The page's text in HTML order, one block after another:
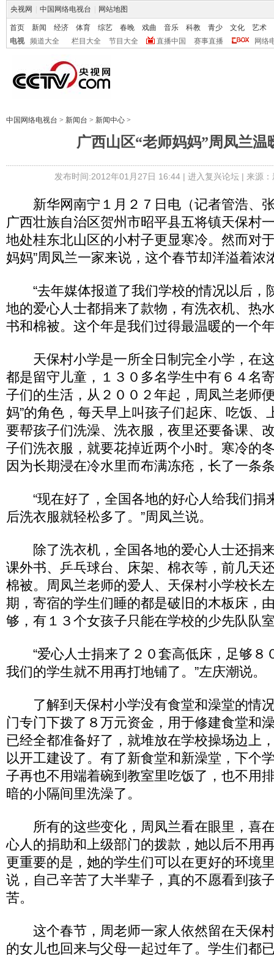
央视网 中国网络电视台 网站地图
首页 新闻 经济 体育 综艺 春晚 戏曲 音乐 科教 青少 文化
艺术
电视
频道大全 栏目大全 节目大全 直播中国 赛事直播 网络
中国网络电视台 > 新闻台 > 新闻中心 >
广西山区“老师妈妈”周凤兰温
发布时间:2012年01月27日 16:44 | 进入复兴论坛| 来源
新华网南宁１月２７日电（记者管浩、
广西壮族自治区贺州市昭平县五将镇天保村
地处桂东北山区的小村子更显寒冷。然而对
妈妈”周凤兰一家来说，这个春节却洋溢着浓
“去年媒体报道了我们学校的情况以后，
地的爱心人士都捐来了款物，有洗衣机、热
书和棉被。这个年是我们过得最温暖的一个
天保村小学是一所全日制完全小学，在
都是留守儿童，１３０多名学生中有６４名
子们的生活，从２００２年起，周凤兰老师
妈”的角色，每天早上叫孩子们起床、吃饭、
要帮孩子们洗澡、洗衣服，夜里还要备课、
子们洗衣服，就要花掉近两个小时。寒冷的
因为长期浸在冷水里而布满冻疮，长了一条
“现在好了，全国各地的好心人给我们捐
后洗衣服就轻松多了。”周凤兰说。
除了洗衣机，全国各地的爱心人士还捐
课外书、乒乓球台、床架、棉衣等，前几天
棉被。周凤兰老师的爱人、天保村小学校长
期，寄宿的学生们睡的都是破旧的木板床，
够，有１３个女孩子只能在学校的少先队队
“爱心人士捐来了２０套高低床，足够８
我们的学生就不用再打地铺了。”左庆潮说。
了解到天保村小学没有食堂和澡堂的情
门专门下拨了８万元资金，用于修建食堂和
已经全都准备好了，就堆放在学校操场边上
以开工建设了。有了新食堂和新澡堂，下个
子再也不用端着碗到教室里吃饭了，也不用
暗的小隔间里洗澡了。
所有的这些变化，周凤兰看在眼里，喜
心人的捐助和上级部门的拨款，她以后不用
更重要的是，她的学生们可以在更好的环境
说，自己辛苦了大半辈子，真的不愿看到孩
苦。
这个春节，周老师一家人依然留在天保
的女儿也回来与父母一起过年了。学生们都